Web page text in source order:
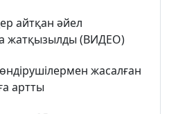
айтқан әйел
жатқызылды (ВИДЕО)
жасалған
артты